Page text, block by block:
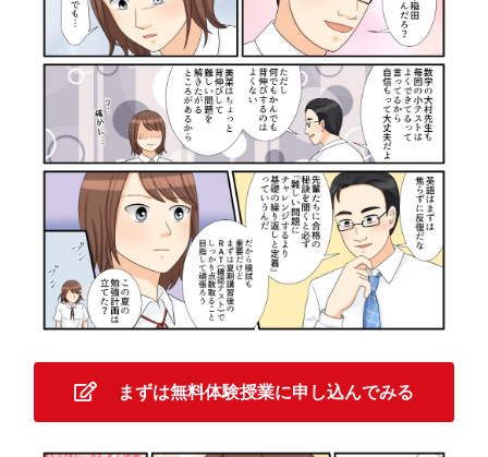
まずは無料体験授業に申し込んでみる